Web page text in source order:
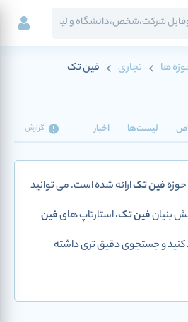
ها تجاری فین تک
لیست‌ها اخبار گزارش
فین تکارائه شده است. می توانید
بنیانفین تک، استارتاپ هایفین
کنید و جستجوی دقیق تری داشته